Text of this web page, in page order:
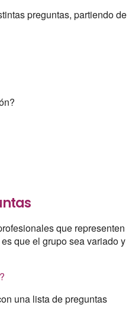
preguntas, partiendo de
que representen
que el grupo sea variado y
una lista de preguntas